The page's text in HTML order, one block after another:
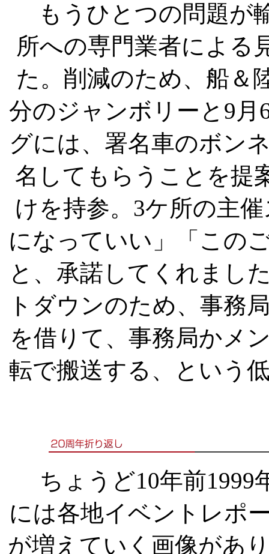
もうひとつの問題が
所への専門業者による
た。削減のため、船＆
分のジャンボリーと9
グには、署名車のボン
名してもらうことを提
けを持参。3ケ所の主
になっていい」「この
と、承諾してくれまし
トダウンのため、事務
を借りて、事務局かメ
転で搬送する、という
ちょうど10年前1999
には各地イベントレポ
が増えていく画像があ